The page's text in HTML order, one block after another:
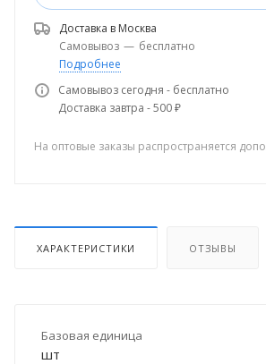
Доставка в Москва
Самовывоз — бесплатно
Подробнее
Самовывоз сегодня - бесплатно
Доставка завтра - 500 ₽
На оптовые заказы распространяется
ХАРАКТЕРИСТИКИ ОТЗЫВЫ
Базовая единица
шт